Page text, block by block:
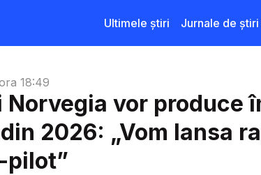
Ultimele știri Jurnale de știri
18:49
Norvegia vor produce
2026: „Vom lansa
pilot”